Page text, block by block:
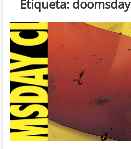
Etiqueta: